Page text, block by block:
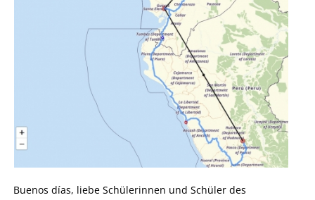
Buenos días, liebe Schülerinnen und Schüler des